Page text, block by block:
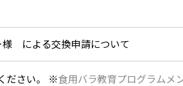
様 による交換申請について
ださい。 ※食用バラ教育プログラムメ